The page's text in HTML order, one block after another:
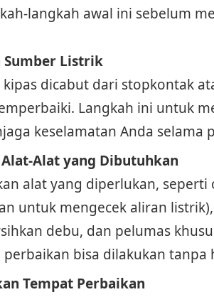
langkah awal ini sebelum
Listrik
kipas dicabut dari stopkontak
Langkah ini untuk
keselamatan Anda selama
Alat yang Dibutuhkan
alat yang diperlukan,
untuk mengecek aliran
debu, dan pelumas
perbaikan bisa dilakukan tanpa
Tempat Perbaikan